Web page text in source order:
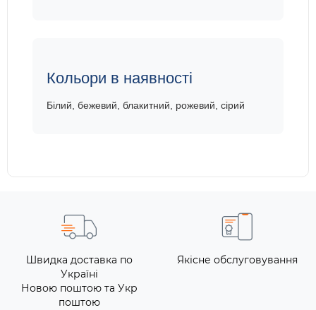
Кольори в наявності
Білий, бежевий, блакитний, рожевий, сірий
Швидка доставка по
Україні
Новою поштою та Укр
поштою
Якісне обслуговування